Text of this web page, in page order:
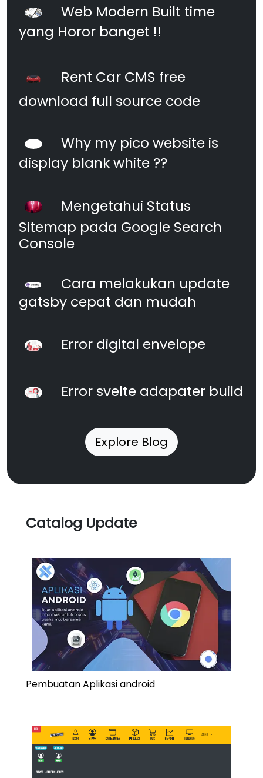
Web Modern Built time
yang Horor banget !!
Rent Car CMS free
download full source code
Why my pico website is
display blank white ??
Mengetahui Status
Sitemap pada Google Search
Console
Cara melakukan update
gatsby cepat dan mudah
Error digital envelope
Error svelte adapater build
Explore Blog
Catalog Update
Pembuatan Aplikasi android